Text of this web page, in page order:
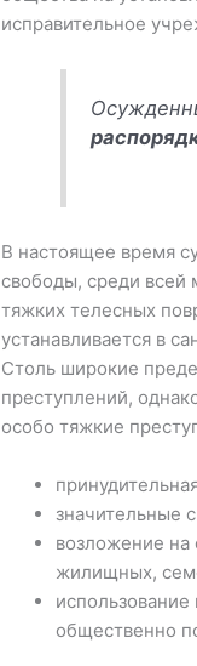
исправительное
В настоящее время
свободы, среди
тяжких телесных
устанавливается в
Столь широкие
преступлений,
особо тяжкие
значительные
возложение на
жилищных,
общественно